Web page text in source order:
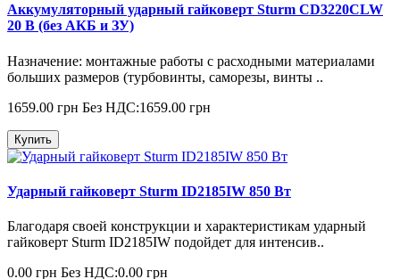
Аккумуляторный ударный гайковерт Sturm CD3220CLW
20 В (без АКБ и ЗУ)
Назначение: монтажные работы c расходными материалами
больших размеров (турбовинты, саморезы, винты ..
1659.00 грн Без НДС:1659.00 грн
Купить
Ударный гайковерт Sturm ID2185IW 850 Вт
Благодаря своей конструкции и характеристикам ударный
гайковерт Sturm ID2185IW подойдет для интенсив..
0.00 грн Без НДС:0.00 грн